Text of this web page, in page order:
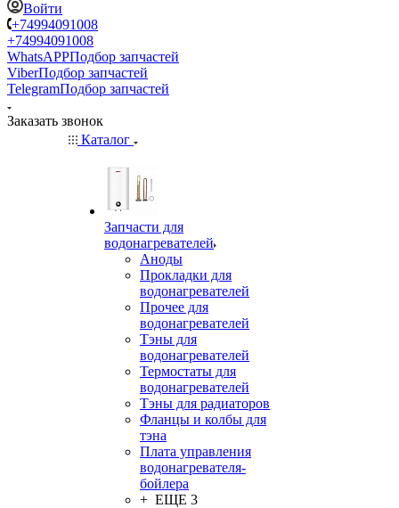
Войти
+74994091008
+74994091008
WhatsAPPПодбор запчастей
ViberПодбор запчастей
TelegramПодбор запчастей
Заказать звонок
Каталог
Запчасти для
водонагревателей
Аноды
Прокладки для
водонагревателей
Прочее для
водонагревателей
Тэны для
водонагревателей
Термостаты для
водонагревателей
Тэны для радиаторов
Фланцы и колбы для
тэна
Плата управления
водонагревателя-
бойлера
+ ЕЩЕ 3